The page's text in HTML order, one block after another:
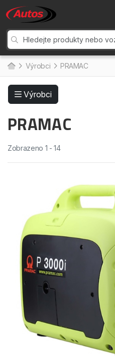
Výrobci PRAMAC
Výrobci
PRAMAC
Zobrazeno 1 - 14